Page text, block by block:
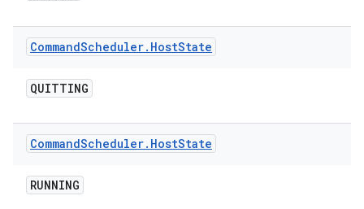
CommandScheduler. HostState
QUITTING
CommandScheduler. HostState
RUNNING